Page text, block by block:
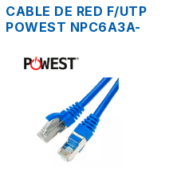
CABLE DE RED F/UTP
POWEST NPC6A3A-
BLINDADO AZUL
CAT6A 3PIES